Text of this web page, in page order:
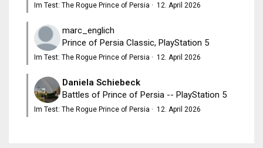
Im Test: The Rogue Prince of Persia · 12. April 2026
marc_englich
Prince of Persia Classic, PlayStation 5
Im Test: The Rogue Prince of Persia · 12. April 2026
Daniela Schiebeck
Battles of Prince of Persia -- PlayStation 5
Im Test: The Rogue Prince of Persia · 12. April 2026